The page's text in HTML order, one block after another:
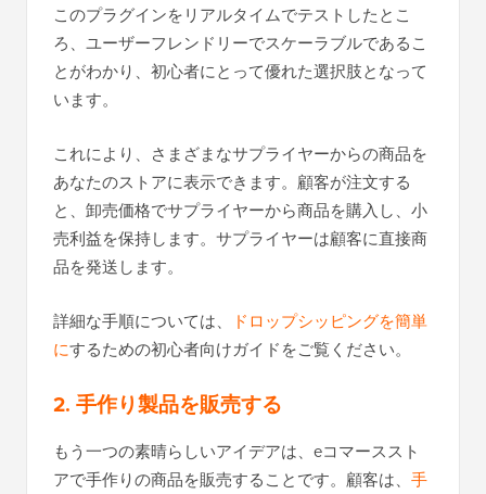
このプラグインをリアルタイムでテストしたとこ
ろ、ユーザーフレンドリーでスケーラブルであるこ
とがわかり、初心者にとって優れた選択肢となって
います。
これにより、さまざまなサプライヤーからの商品を
あなたのストアに表示できます。顧客が注文する
と、卸売価格でサプライヤーから商品を購入し、小
売利益を保持します。サプライヤーは顧客に直接商
品を発送します。
詳細な手順については、
ドロップシッピングを簡単
にするための初心者向けガイドをご覧ください。
2. 手作り製品を販売する
もう一つの素晴らしいアイデアは、eコマーススト
アで手作りの商品を販売することです。顧客は、 手